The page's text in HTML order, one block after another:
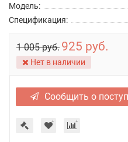
Модель:
Спецификация:
1 005 руб. 925 руб.
Нет в наличии
Сообщить о